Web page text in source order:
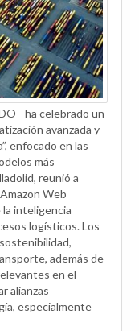
ha celebrado un
avanzada y
enfocado en las
más
reunió a
Web
inteligencia
logísticos. Los
además de
en el
alianzas
especialmente